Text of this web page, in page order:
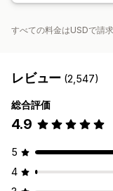
リアルタイム更新 注
すべての料金はUSDで請
レビュー (2,547)
総合評価
4.9
5
4